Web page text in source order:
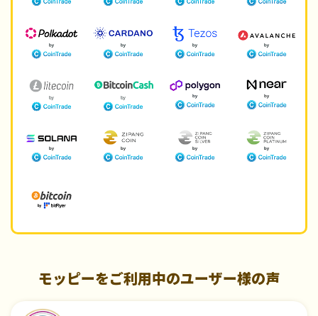
モッピーをご利用中のユーザー様の声